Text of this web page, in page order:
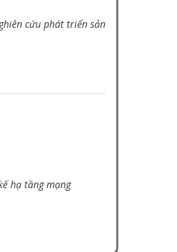
cứu phát triển sản
hạ tầng mạng